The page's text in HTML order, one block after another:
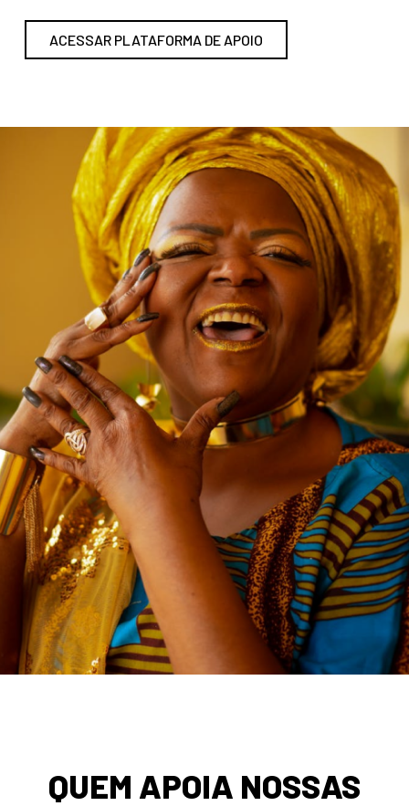
ACESSAR PLATAFORMA DE APOIO
QUEM APOIA NOSSAS